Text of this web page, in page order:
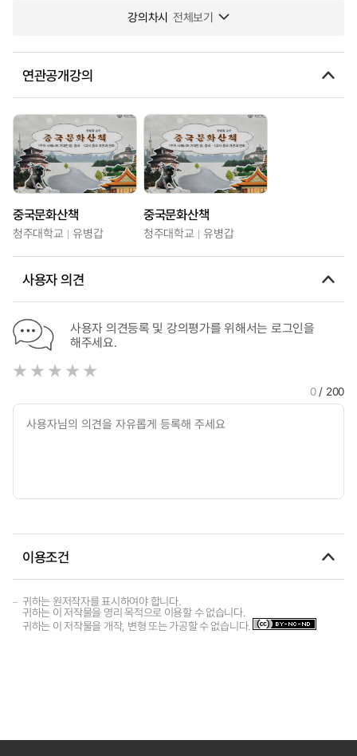
강의차시 전체보기
연관공개강의
중국문화산책
청주대학교 유병갑
중국문화산책
청주대학교 유병갑
사용자 의견
사용자 의견등록 및 강의평가를 위해서는 로그인을
해주세요.
0/ 200
이용조건
귀하는 원저작자를 표시하여야 합니다.
귀하는 이 저작물을 영리 목적으로 이용할 수 없습니다.
귀하는 이 저작물을 개작, 변형 또는 가공할 수 없습니다.